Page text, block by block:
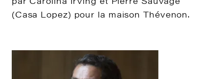
(Casa Lopez) pour la maison Thévenon.